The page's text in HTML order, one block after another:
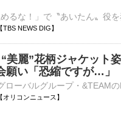
NEWS DIG】
美麗”花柄ジャケット
願い「恐縮ですが…」
リコンニュース】